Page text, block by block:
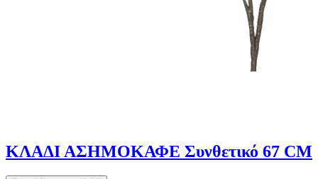
ΚΛΑΔΙ ΑΣΗΜΟΚΑΦΕ Συνθετικό 67 CM